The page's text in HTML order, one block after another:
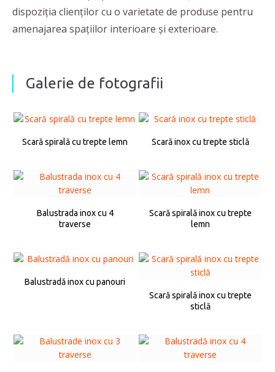
dispoziția clienților cu o varietate de produse pentru
amenajarea spațiilor interioare și exterioare.
Galerie de fotografii
Scară spirală cu trepte lemn Scară inox cu trepte sticlă
Balustrada inox cu 4
traverse
Scară spirală inox cu trepte
lemn
Balustradă inox cu panouri
Scară spirală inox cu trepte
sticlă